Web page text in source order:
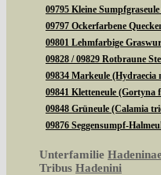
09795 Kleine
09797 Ockerfarbene
09801 Lehmfarbige
09828 / 09829 Rotbraune
09834 Markeule (Hydraecia
09841 Kletteneule (Gortyna
09848 Grüneule (Calamia
09876 Seggensumpf-
Unterfamilie Hadeninae
Tribus Hadenini